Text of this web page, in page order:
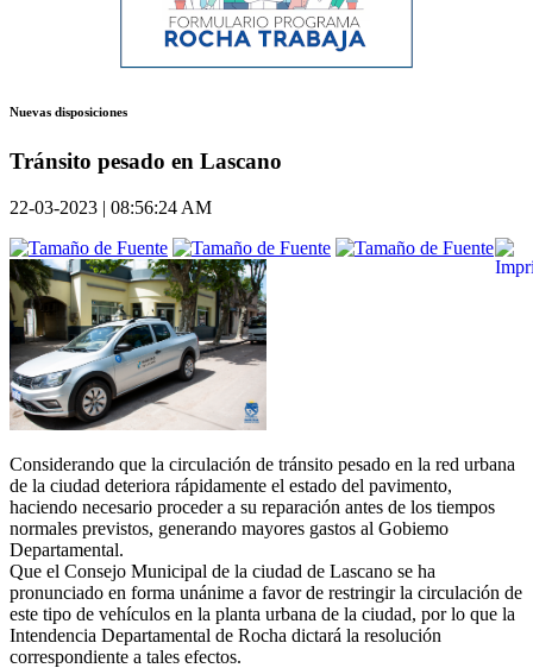
Nuevas disposiciones
Tránsito pesado en Lascano
22-03-2023 | 08:56:24 AM
Considerando que la circulación de tránsito pesado en la red urbana
de la ciudad deteriora rápidamente el estado del pavimento,
haciendo necesario proceder a su reparación antes de los tiempos
normales previstos, generando mayores gastos al Gobiemo
Departamental.
Que el Consejo Municipal de la ciudad de Lascano se ha
pronunciado en forma unánime a favor de restringir la circulación de
este tipo de vehículos en la planta urbana de la ciudad, por lo que la
Intendencia Departamental de Rocha dictará la resolución
correspondiente a tales efectos.